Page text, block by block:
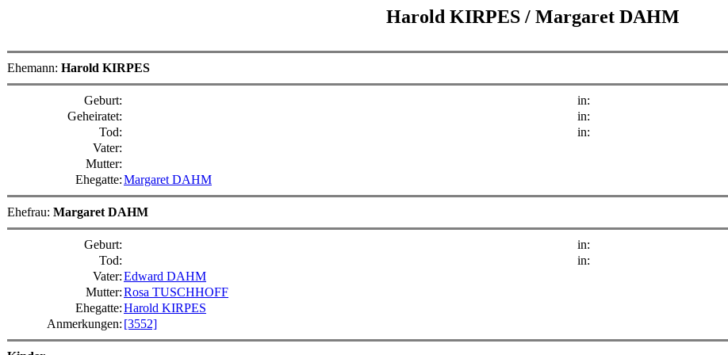
Harold KIRPES / Margaret DAHM
Ehemann: Harold KIRPES
Geburt:
in:
Geheiratet:
in:
Tod:
in:
Vater:
Mutter:
Ehegatte:Margaret DAHM
Ehefrau: Margaret DAHM
Geburt:
in:
Tod:
in:
Vater:Edward DAHM
Mutter:Rosa TUSCHHOFF
Ehegatte:Harold KIRPES
Anmerkungen: [3552]